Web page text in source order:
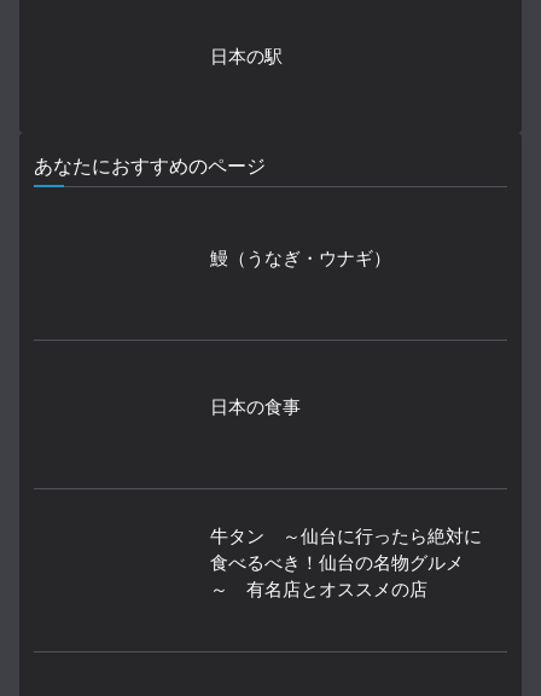
日本の駅
あなたにおすすめのページ
鰻（うなぎ・ウナギ）
日本の食事
牛タン ～仙台に行ったら絶対に
食べるべき！仙台の名物グルメ
～ 有名店とオススメの店